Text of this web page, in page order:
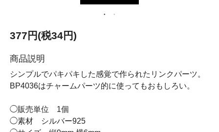
377円(税34円)
商品説明
シンプルでパキパキした感覚で作られたリンクパーツ。
BP4036はチャームパーツ的に使ってもおもしろい。
◯販売単位 1個
◯素材 シルバー925